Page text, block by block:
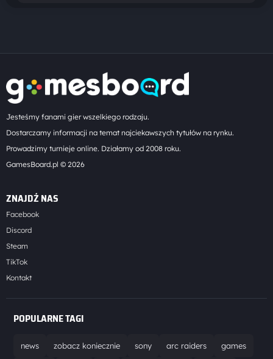
Jesteśmy fanami gier wszelkiego rodzaju.
Dostarczamy informacji na temat najciekawszych tytułów na rynku.
Prowadzimy turnieje online. Działamy od 2008 roku.
GamesBoard.pl © 2026
ZNAJDŹ NAS
Facebook
Discord
Steam
TikTok
Kontakt
POPULARNE TAGI
news zobacz koniecznie sony arc raiders games